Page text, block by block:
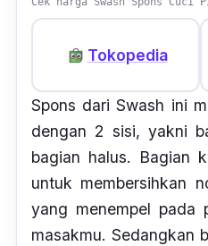
Tokopedia
Spons dari Swash ini
dengan 2 sisi, yakni
bagian halus. Bagian
untuk membersihkan
yang menempel pada
masakmu. Sedangkan